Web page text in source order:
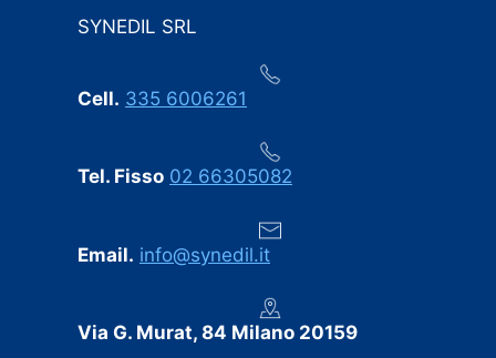
dell’ultimo minuto.
Professionalità, puntualità e cura dei dettagli:
consigliamo vivamente SYNEDIL a chiunque stia
SYNEDIL SRL
Cell. 335 6006261
Tel. Fisso 02 66305082
Email. info@synedil.it
Via G. Murat, 84 Milano 20159